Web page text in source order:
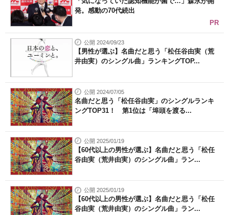
発。感動の70代続出
PR
公開 2024/09/23
【男性が選ぶ】名曲だと思う「松任谷由実（荒
井由実）のシングル曲」ランキングTOP...
公開 2024/07/05
名曲だと思う「松任谷由実」のシングルランキ
ングTOP31！ 第1位は「埠頭を渡る...
公開 2025/01/19
【60代以上の男性が選ぶ】名曲だと思う「松任
谷由実（荒井由実）のシングル曲」ラン...
公開 2025/01/19
【60代以上の男性が選ぶ】名曲だと思う「松任
谷由実（荒井由実）のシングル曲」ラン...